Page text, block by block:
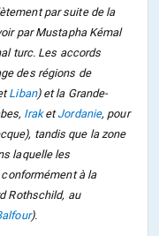
par suite de la
par Mustapha Kémal
turc. Les accords
des régions de
Liban) et la Grande-
IraketJordanie, pour
tandis que la zone
laquelle les
à la
Rothschild, au
).